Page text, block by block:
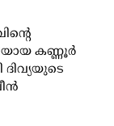
കണ്ണൂര്‍
ദിവ്യയുടെ